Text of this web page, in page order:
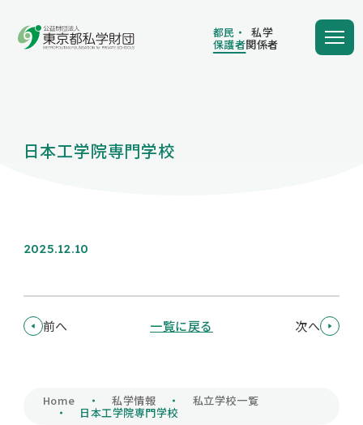
都民・
保護者
私学
関係者
学費を借りる
日本工学院専門学校
2025.12.10
前へ 一覧に戻る 次へ
Home 私学情報 私立学校一覧
日本工学院専門学校